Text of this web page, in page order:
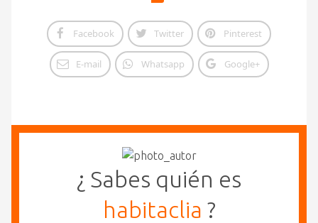
Facebook Twitter Pinterest
E-mail Whatsapp Google+
¿ Sabes quién es
habitaclia ?